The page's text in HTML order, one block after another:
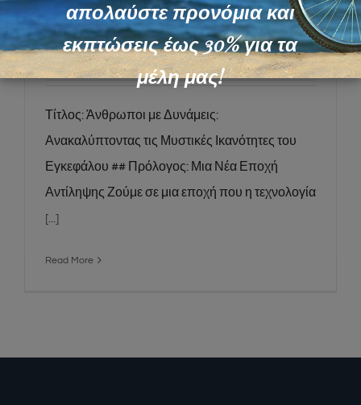
Άνθρωποι με Δυνάμεις:
Εξερευνώντας τις Μυστικές
Ικανότητες του Εγκεφάλου
Τίτλος: Άνθρωποι με Δυνάμεις:
Ανακαλύπτοντας τις Μυστικές Ικανότητες του
Εγκεφάλου ## Πρόλογος: Μια Νέα Εποχή
Αντίληψης Ζούμε σε μια εποχή που η τεχνολογία
[...]
Read More
απολαύστε προνόμια και
εκπτώσεις έως 30% για τα
μέλη μας!